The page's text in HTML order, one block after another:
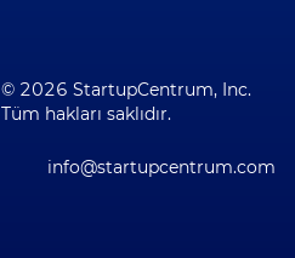
© 2026 StartupCentrum, Inc.
Tüm hakları saklıdır.
info@startupcentrum.com